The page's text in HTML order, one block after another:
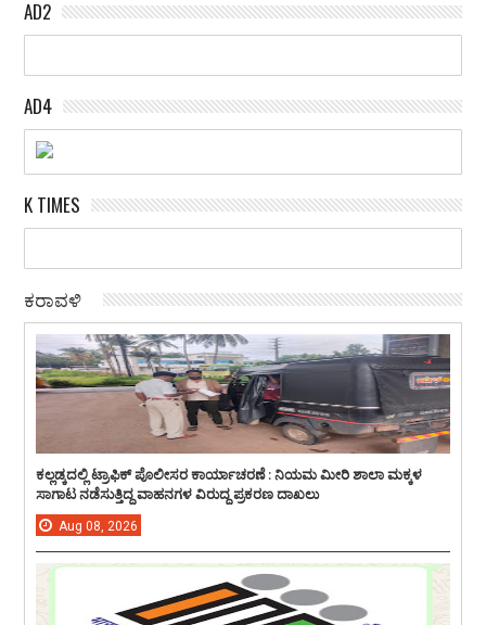
AD2
AD4
K TIMES
ಕರಾವಳಿ
ಕಲ್ಲಡ್ಕದಲ್ಲಿ ಟ್ರಾಫಿಕ್ ಪೊಲೀಸರ ಕಾರ್ಯಾಚರಣೆ : ನಿಯಮ ಮೀರಿ ಶಾಲಾ ಮಕ್ಕಳ
ಸಾಗಾಟ ನಡೆಸುತ್ತಿದ್ದ ವಾಹನಗಳ ವಿರುದ್ದ ಪ್ರಕರಣ ದಾಖಲು
Aug 08, 2026